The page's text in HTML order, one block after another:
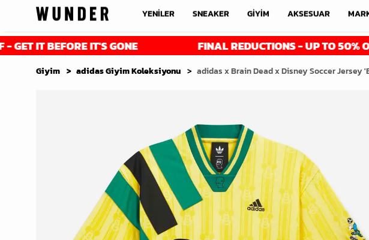
YENİLER SNEAKER GİYİM AKSESUAR
IT'S GONE FINAL REDUCTIONS - UP TO 50% OFF - GET
Giyim adidas Giyim Koleksiyonu adidas x Brain Dead x Disney Soccer Jersey